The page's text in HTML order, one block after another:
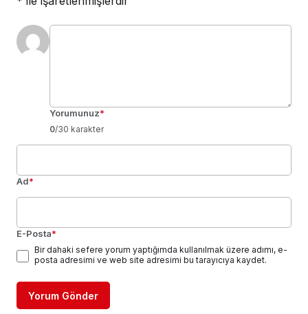
Yorumunuz*
0/30 karakter
Ad*
E-Posta*
Bir dahaki sefere yorum yaptığımda kullanılmak üzere adımı, e-
posta adresimi ve web site adresimi bu tarayıcıya kaydet.
Yorum Gönder